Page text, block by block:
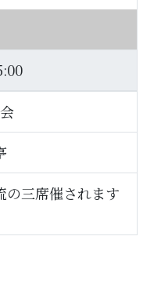
三席催されます